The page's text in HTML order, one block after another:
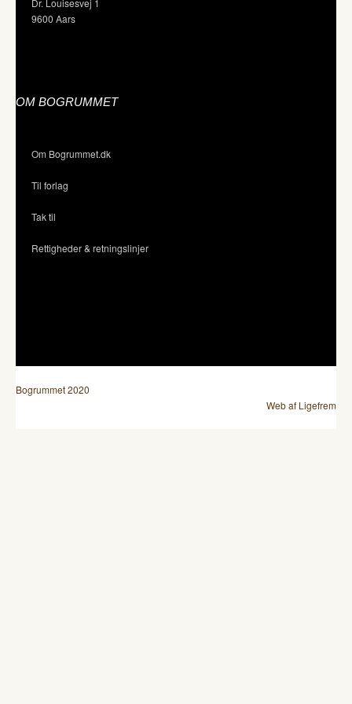
Dr. Louisesvej 1
9600 Aars
OM BOGRUMMET
Om Bogrummet.dk
Til forlag
Tak til
Rettigheder & retningslinjer
Bogrummet 2020
Web af Ligefrem